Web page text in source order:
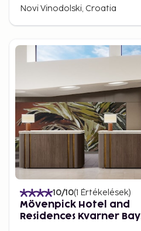
Novi Vinodolski, Croatia
10/10(1 Értékelések)
Mövenpick Hotel and
Residences Kvarner Bay